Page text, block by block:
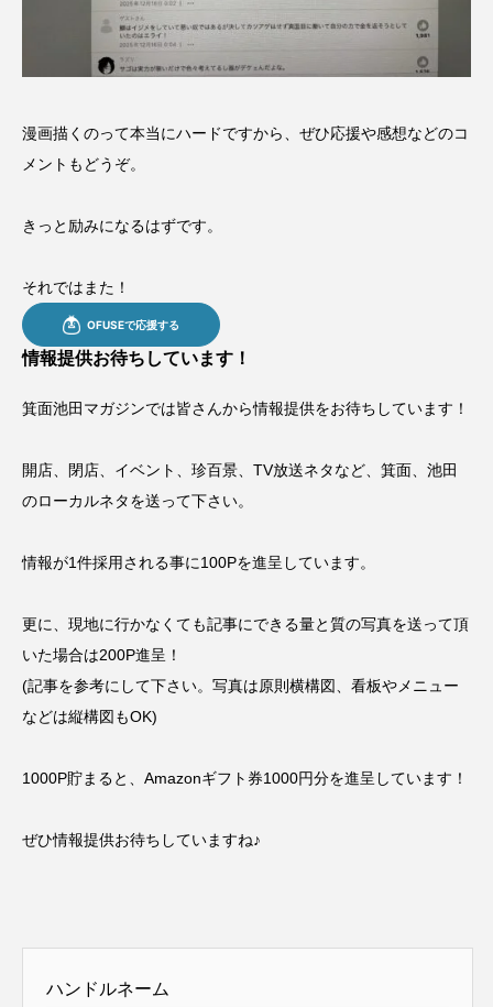
漫画描くのって本当にハードですから、ぜひ応援や感想などのコ
メントもどうぞ。
きっと励みになるはずです。
それではまた！
情報提供お待ちしています！
箕面池田マガジンでは皆さんから情報提供をお待ちしています！
開店、閉店、イベント、珍百景、TV放送ネタなど、箕面、池田
のローカルネタを送って下さい。
情報が1件採用される事に100Pを進呈しています。
更に、現地に行かなくても記事にできる量と質の写真を送って頂
いた場合は200P進呈！
(記事を参考にして下さい。写真は原則横構図、看板やメニュー
などは縦構図もOK)
1000P貯まると、Amazonギフト券1000円分を進呈しています！
ぜひ情報提供お待ちしていますね♪
ハンドルネーム